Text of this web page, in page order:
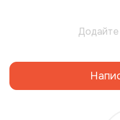
Додайте